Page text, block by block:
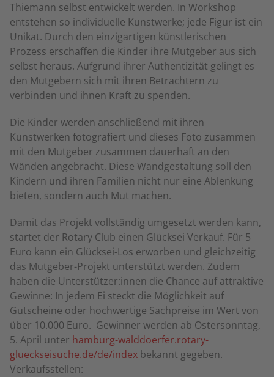
Thiemann selbst entwickelt werden. In Workshop
entstehen so individuelle Kunstwerke; jede Figur ist ein
Unikat. Durch den einzigartigen künstlerischen
Prozess erschaffen die Kinder ihre Mutgeber aus sich
selbst heraus. Aufgrund ihrer Authentizität gelingt es
den Mutgebern sich mit ihren Betrachtern zu
verbinden und ihnen Kraft zu spenden.
Die Kinder werden anschließend mit ihren
Kunstwerken fotografiert und dieses Foto zusammen
mit den Mutgeber zusammen dauerhaft an den
Wänden angebracht. Diese Wandgestaltung soll den
Kindern und ihren Familien nicht nur eine Ablenkung
bieten, sondern auch Mut machen.
Damit das Projekt vollständig umgesetzt werden kann,
startet der Rotary Club einen Glücksei Verkauf. Für 5
Euro kann ein Glücksei-Los erworben und gleichzeitig
das Mutgeber-Projekt unterstützt werden. Zudem
haben die Unterstützer:innen die Chance auf attraktive
Gewinne: In jedem Ei steckt die Möglichkeit auf
Gutscheine oder hochwertige Sachpreise im Wert von
über 10.000 Euro. Gewinner werden ab Ostersonntag,
5. April unter hamburg-walddoerfer.rotary-
glueckseisuche.de/de/index bekannt gegeben.
Verkaufsstellen: